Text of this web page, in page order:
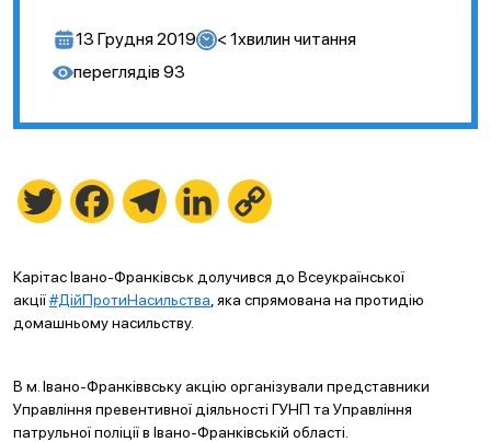
13 Грудня 2019 < 1хвилин читання
переглядів 93
Twitter FacebookTelegramLinkedIn
Карітас Івано-Франківськ долучився до Всеукраїнської
акції#ДійПротиНасильства , яка спрямована на протидію
домашньому насильству.
В м. Івано-Франківвську акцію організували представники
Управління превентивної діяльності ГУНП та Управління
патрульної поліції в Івано-Франківській області.